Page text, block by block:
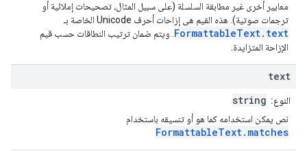
معايير أخرى غير مطابقة السلسلة (على سبيل المثال، تصحيحات إملائية أو
ترجمات صوتية). هذه القيم هي إزاحات أحرف Unicode الخاصة بـ
FormattableText.text. ويتم ضمان ترتيب النطاقات حسب قيم
الإزاحة المتزايدة.
text
النوع: string
نص يمكن استخدامه كما هو أو تنسيقه باستخدام
FormattableText.matches